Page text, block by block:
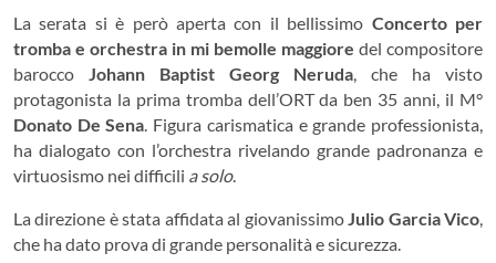
La serata si è però aperta con il bellissimo Concerto per
tromba e orchestra in mi bemolle maggiore del compositore
barocco
Johann Baptist Georg Neruda , che ha visto
protagonista la prima tromba dell’ORT da ben 35 anni, il M°
Donato De Sena . Figura carismatica e grande professionista,
ha dialogato con l’orchestra rivelando grande padronanza e
virtuosismo nei difficili a solo.
La direzione è stata affidata al giovanissimo Julio Garcia Vico
che ha dato prova di grande personalità e sicurezza.